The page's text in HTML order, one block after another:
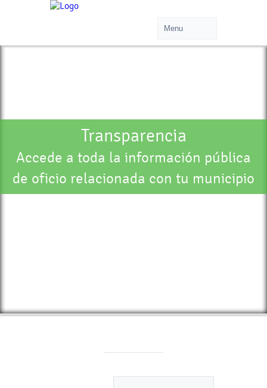
Transparencia
Accede a toda la información pública
de oficio relacionada con tu municipio